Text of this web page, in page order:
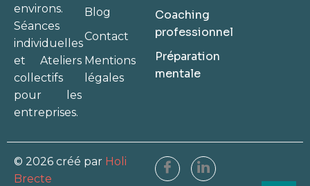
environs.
Séances
individuelles
et Ateliers
collectifs
pour les
entreprises.
Blog
Contact
Mentions
légales
Coaching
professionnel
Préparation
mentale
© 2026 créé par Holi
Brecte